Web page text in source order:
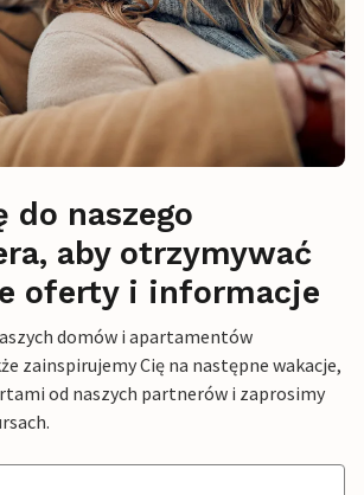
do naszego
aby otrzymywać
oferty i informacje
domów i apartamentów
zainspirujemy Cię na następne wakacje,
od naszych partnerów i zaprosimy